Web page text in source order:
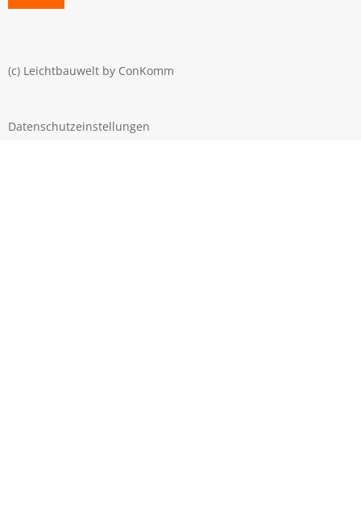
(c) Leichtbauwelt by ConKomm
Datenschutzeinstellungen